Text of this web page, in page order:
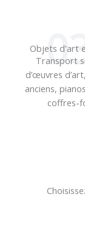
Objets d'art
Transport
d’œuvres
anciens,
coffres-